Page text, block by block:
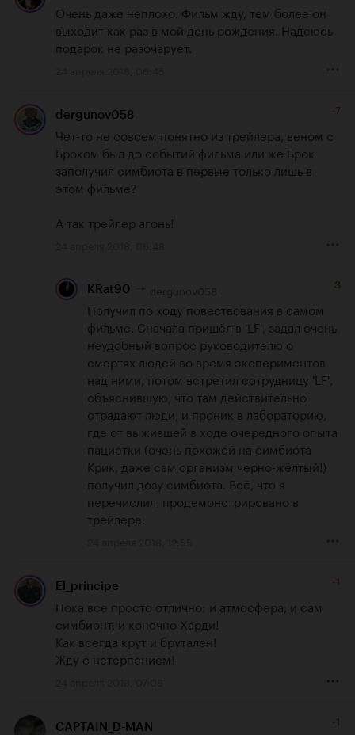
Очень даже неплохо. Фильм жду, тем более он
выходит как раз в мой день рождения. Надеюсь
подарок не разочарует.
dergunov058 -7
Чет-то не совсем понятно из трейлера, веном с
Броком был до событий фильма или же Брок
заполучил симбиота в первые только лишь в
этом фильме?
А так трейлер агонь!
KRat90 3
Получил по ходу повествования в самом
фильме. Сначала пришёл в 'LF', задал очень
неудобный вопрос руководителю о
смертях людей во время экспериментов
над ними, потом встретил сотрудницу 'LF',
объяснившую, что там действительно
страдают люди, и проник в лабораторию,
где от выжившей в ходе очередного опыта
пациетки (очень похожей на симбиота
Крик, даже сам организм черно-жёлтый!)
получил дозу симбиота. Всё, что я
перечислил, продемонстрировано в
трейлере.
El_principe -1
Пока все просто отлично: и атмосфера, и сам
симбионт, и конечно Харди!
Как всегда крут и брутален!
Жду с нетерпением!
CAPTAIN_D-MAN -1